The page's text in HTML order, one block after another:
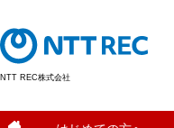
NTT REC株式会社